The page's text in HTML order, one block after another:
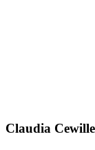
Claudia Cewille